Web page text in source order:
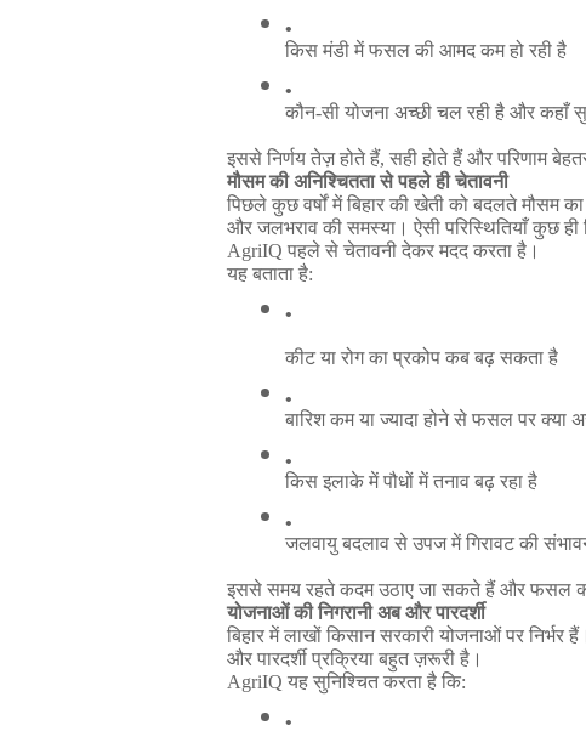
किस मंडी में फसल की आमद कम हो रही है
कौन-सी योजना अच्छी चल रही है और कहाँ
इससे निर्णय तेज़ होते हैं, सही होते हैं और परिणाम
मौसम की अनिश्चितता से पहले ही चेतावनी
पिछले कुछ वर्षों में बिहार की खेती को बदलते मौसम का
और जलभराव की समस्या। ऐसी परिस्थितियाँ कुछ ही
AgriIQ पहले से चेतावनी देकर मदद करता है।
यह बताता है:
कीट या रोग का प्रकोप कब बढ़ सकता है
बारिश कम या ज्यादा होने से फसल पर क्या
किस इलाके में पौधों में तनाव बढ़ रहा है
जलवायु बदलाव से उपज में गिरावट की
इससे समय रहते कदम उठाए जा सकते हैं और फसल
योजनाओं की निगरानी अब और पारदर्शी
बिहार में लाखों किसान सरकारी योजनाओं पर निर्भर हैं।
और पारदर्शी प्रक्रिया बहुत ज़रूरी है।
AgriIQ यह सुनिश्चित करता है कि: